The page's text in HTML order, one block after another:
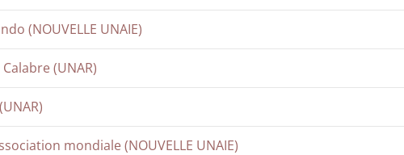
(NOUVELLE UNAIE)
(UNAR)
mondiale (NOUVELLE UNAIE)